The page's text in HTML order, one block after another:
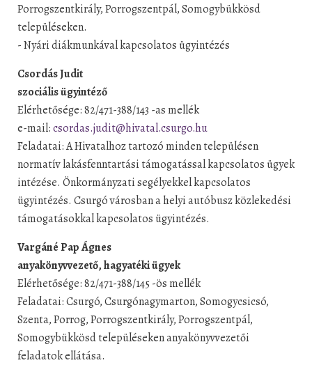
Porrogszentkirály, Porrogszentpál, Somogybükkösd
településeken.
- Nyári diákmunkával kapcsolatos ügyintézés
Csordás Judit
szociális ügyintéző
Elérhetősége: 82/471-388/143 -as mellék
e-mail:csordas.judit@hivatal.csurgo.hu
Feladatai: A Hivatalhoz tartozó minden településen
normatív lakásfenntartási támogatással kapcsolatos ügyek
intézése. Önkormányzati segélyekkel kapcsolatos
ügyintézés. Csurgó városban a helyi autóbusz közlekedési
támogatásokkal kapcsolatos ügyintézés.
Vargáné Pap Ágnes
anyakönyvvezető, hagyatéki ügyek
Elérhetősége: 82/471-388/145 -ös mellék
Feladatai: Csurgó, Csurgónagymarton, Somogycsicsó,
Szenta, Porrog, Porrogszentkirály, Porrogszentpál,
Somogybükkösd településeken anyakönyvvezetői
feladatok ellátása.